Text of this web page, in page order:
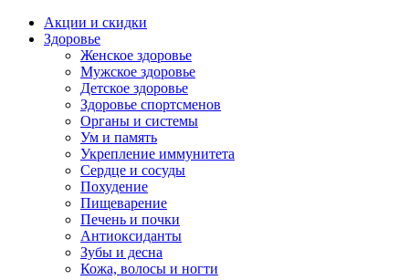
Акции и скидки
Здоровье
Женское здоровье
Мужское здоровье
Детское здоровье
Здоровье спортсменов
Органы и системы
Ум и память
Укрепление иммунитета
Сердце и сосуды
Похудение
Пищеварение
Печень и почки
Антиоксиданты
Зубы и десна
Кожа, волосы и ногти